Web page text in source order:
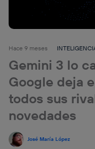
Hace 9 meses
Gemini 3 lo
Google deja
todos sus
novedades
José María López